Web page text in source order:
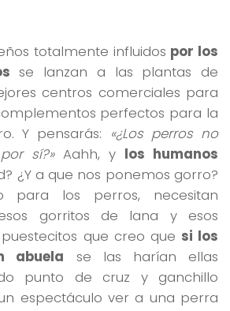
totalmente influidos por los
se lanzan a las plantas de
centros comerciales para
perfectos para la
Y pensarás: «¿Los perros no
sí?»Aahh, y los humanos
¿Y a que nos ponemos gorro?
para los perros, necesitan
gorritos de lana y esos
que creo que si los
abuela se las harían ellas
punto de cruz y ganchillo
espectáculo ver a una perra